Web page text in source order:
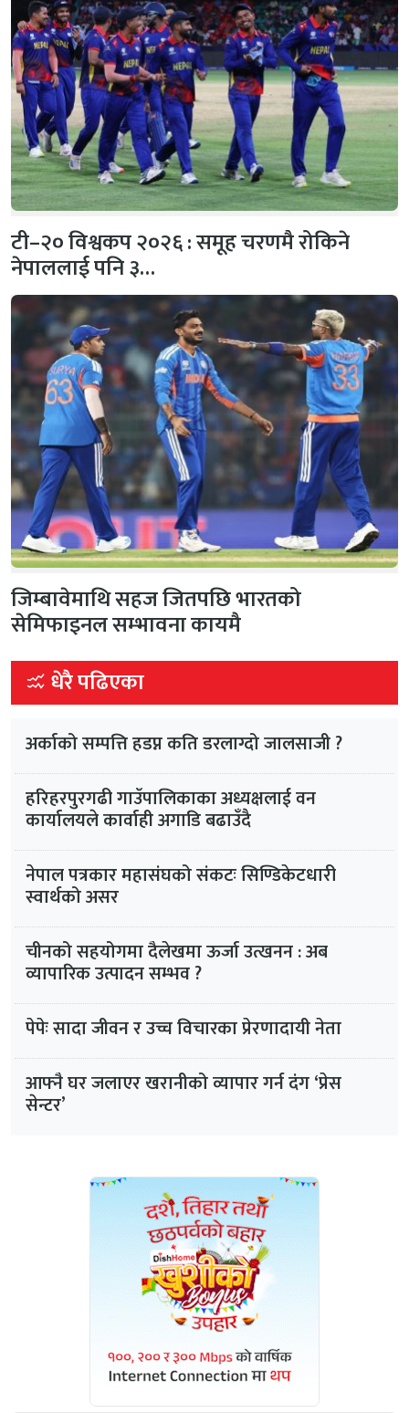
टी–२० विश्वकप २०२६ : समूह चरणमै रोकिने
नेपाललाई पनि ३…
जिम्बावेमाथि सहज जितपछि भारतको
सेमिफाइनल सम्भावना कायमै
धेरै पढिएका
अर्काको सम्पत्ति हडप्न कति डरलाग्दो जालसाजी ?
हरिहरपुरगढी गाउँपालिकाका अध्यक्षलाई वन
कार्यालयले कार्वाही अगाडि बढाउँदै
नेपाल पत्रकार महासंघको संकटः सिण्डिकेटधारी
स्वार्थको असर
चीनको सहयोगमा दैलेखमा ऊर्जा उत्खनन : अब
व्यापारिक उत्पादन सम्भव ?
पेपेः सादा जीवन र उच्च विचारका प्रेरणादायी नेता
आफ्नै घर जलाएर खरानीको व्यापार गर्न दंग ‘प्रेस
सेन्टर’